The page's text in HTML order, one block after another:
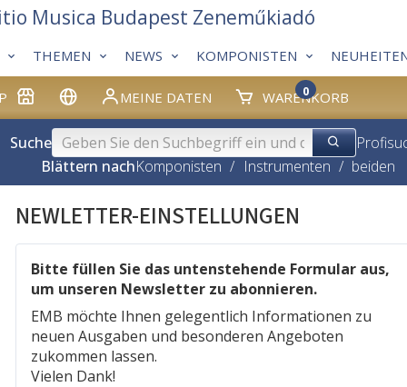
MEINE DATEN WARENKORB
0
THEMEN NEWS KOMPONISTEN
Musica Budapest Zeneműkiadó
Suche
Blättern nachKomponisten / Instrumenten / beiden
NEWLETTER-EINSTELLUNGEN
Bitte füllen Sie das untenstehende Formular aus,
um unseren Newsletter zu abonnieren.
EMB möchte Ihnen gelegentlich Informationen zu
neuen Ausgaben und besonderen Angeboten
zukommen lassen.
Vielen Dank!